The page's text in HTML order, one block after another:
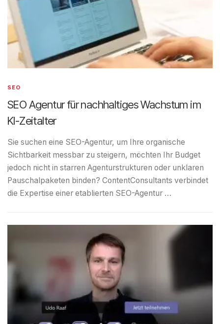
SEO
SEO Agentur für nachhaltiges Wachstum im
KI-Zeitalter
Sie suchen eine SEO-Agentur, um Ihre organische
Sichtbarkeit messbar zu steigern, möchten Ihr Budget
jedoch nicht in starren Agenturstrukturen oder unklaren
Pauschalpaketen binden? ContentConsultants verbindet
die Expertise einer etablierten SEO-Agentur …